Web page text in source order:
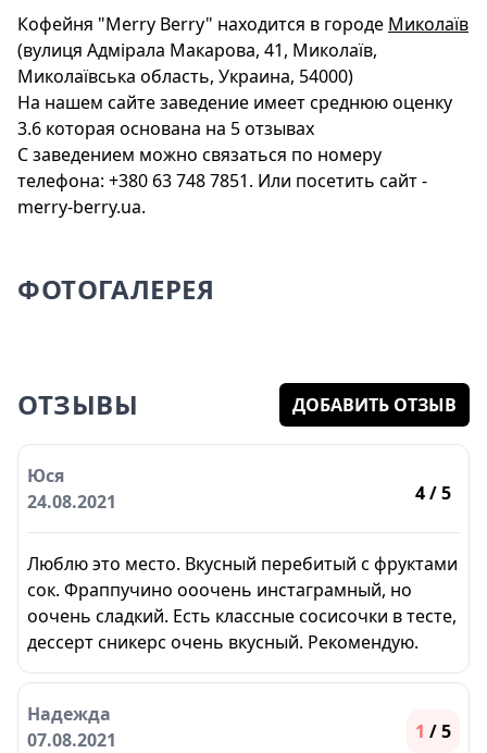
Кофейня "Merry Berry" находится в городе Миколаїв
(вулиця Адмірала Макарова, 41, Миколаїв,
Миколаївська область, Украина, 54000)
На нашем сайте заведение имеет среднюю оценку
3.6 которая основана на 5 отзывах
С заведением можно связаться по номеру
телефона: +380 63 748 7851. Или посетить сайт -
merry-berry.ua.
ФОТОГАЛЕРЕЯ
ОТЗЫВЫ ДОБАВИТЬ ОТЗЫВ
Юся
24.08.2021
4/ 5
Люблю это место. Вкусный перебитый с фруктами
сок. Фраппучино ооочень инстаграмный, но
оочень сладкий. Есть классные сосисочки в тесте,
дессерт сникерс очень вкусный. Рекомендую.
Надежда
07.08.2021
1 / 5